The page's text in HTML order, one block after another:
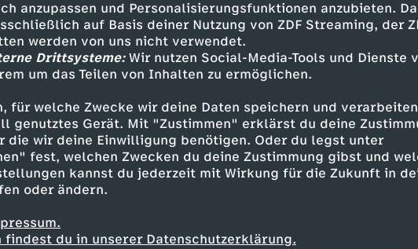
anzupassen und Personalisierungsfunktionen anzubieten.
auf Basis deiner Nutzung von ZDF Streaming, der
werden von uns nicht verwendet.
Drittsysteme:Wir nutzen Social-Media-Tools und Dienste
um das Teilen von Inhalten zu ermöglichen.
für welche Zwecke wir deine Daten speichern und
genutztes Gerät. Mit "Zustimmen" erklärst du deine
die wir deine Einwilligung benötigen. Oder du legst unter
fest, welchen Zwecken du deine Zustimmung gibst und
kannst du jederzeit mit Wirkung für die Zukunft in
oder ändern.
du in unserer Datenschutzerklärung.
entdecken
informativ Untertitel
frontal - die